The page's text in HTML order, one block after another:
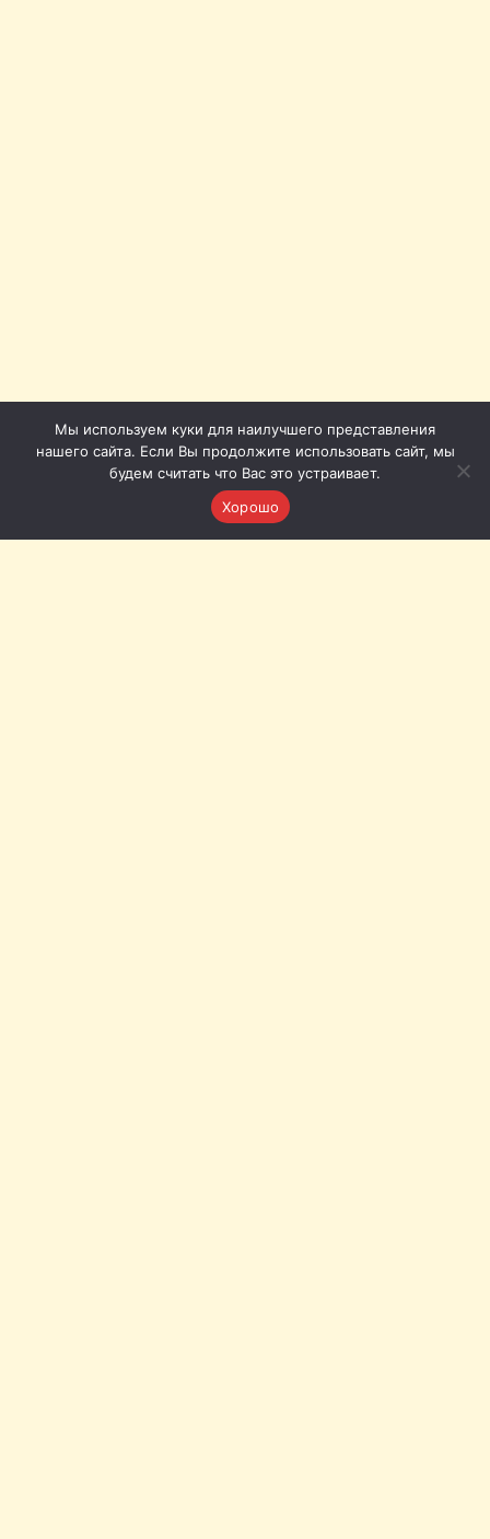
Мы используем куки для наилучшего представления
нашего сайта. Если Вы продолжите использовать сайт, мы
будем считать что Вас это устраивает.
Хорошо